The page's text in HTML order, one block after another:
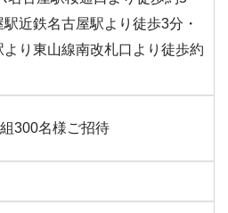
近鉄名古屋駅より徒歩3分・
り東山線南改札口より徒歩約
300名様ご招待